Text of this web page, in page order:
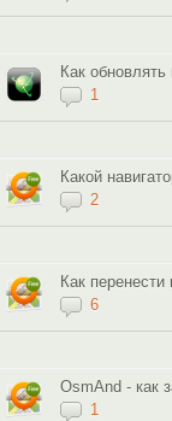
Как обновлять
1
Какой
2
Как
6
OsmAnd - как
1